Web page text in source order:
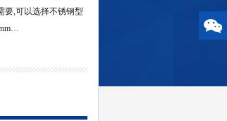
要,可以选择不锈钢型